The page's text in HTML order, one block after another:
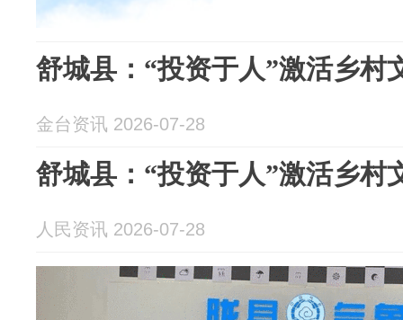
舒城县：“投资于人”激活乡村
金台资讯 2026-07-28
舒城县：“投资于人”激活乡村
人民资讯 2026-07-28